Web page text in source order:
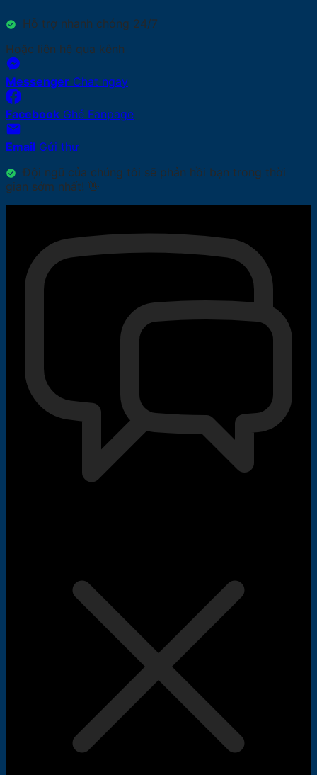
Hỗ trợ nhanh chóng 24/7
Hoặc liên hệ qua kênh
Messenger Chat ngay
Facebook Ghé Fanpage
Email Gửi thư
Đội ngũ của chúng tôi sẽ phản hồi bạn trong thời
gian sớm nhất! 👋